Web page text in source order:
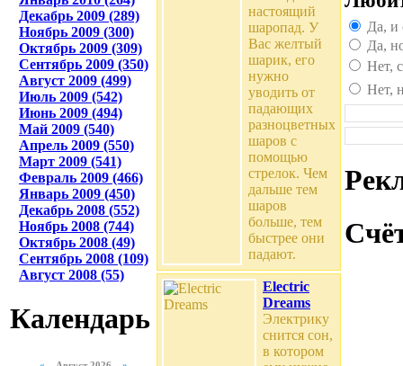
Декабрь 2009 (289)
Ноябрь 2009 (300)
Октябрь 2009 (309)
Сентябрь 2009 (350)
Август 2009 (499)
Июль 2009 (542)
Июнь 2009 (494)
Май 2009 (540)
Апрель 2009 (550)
Март 2009 (541)
Февраль 2009 (466)
Январь 2009 (450)
Декабрь 2008 (552)
Ноябрь 2008 (744)
Октябрь 2008 (49)
Сентябрь 2008 (109)
Август 2008 (55)
Календарь
настоящий
шаропад. У
Вас желтый
шарик, его
нужно
уводить от
падающих
разноцветных
шаров с
помощью
стрелок. Чем
дальше тем
шаров
больше, тем
быстрее они
падают.
Electric
Dreams
Электрику
снится сон,
в котором
Да, и
Да,
Нет,
Нет,